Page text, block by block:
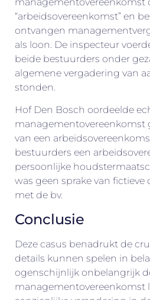
“arbeidsovereenkomst” en
ontvangen
als loon. De inspecteur
beide bestuurders onder
algemene vergadering van
stonden.
Hof Den Bosch oordeelde
managementovereenkomst
van een
bestuurders een
persoonlijke
was geen sprake van
met de bv.
Conclusie
Deze casus benadrukt de
details kunnen spelen in
ogenschijnlijk onbelangrijk
managementovereenkomst